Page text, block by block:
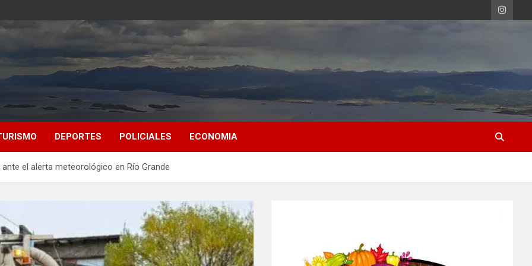
DEPORTES POLICIALES ECONOMIA
el alerta meteorológico en Río Grande